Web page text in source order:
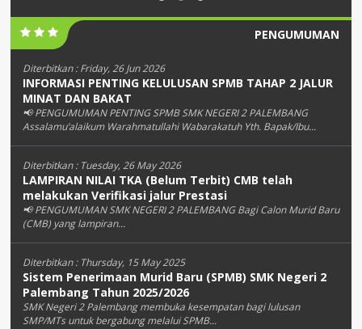
PENGUMUMAN
Diterbitkan :Friday, 26 Jun 2026
INFORMASI PENTING KELULUSAN SPMB TAHAP 2 JALUR
MINAT DAN BAKAT
📢 PENGUMUMAN PENTING SPMB SMK NEGERI 2 PALEMBANG
Assalamu’alaikum Warahmatullahi Wabarakatuh Yth. Bapak/Ibu...
Diterbitkan : Tuesday, 26 May 2026
LAMPIRAN NILAI TKA (Belum Terbit) CMB telah
melakukan Verifikasi jalur Prestasi
📢 PENGUMUMAN SMK NEGERI 2 PALEMBANG Bagi Calon Murid Baru
(CMB) yang lampiran...
Diterbitkan : Thursday, 15 May 2025
Sistem Penerimaan Murid Baru (SPMB) SMK Negeri 2
Palembang Tahun 2025/2026
SMK Negeri 2 Palembang membuka kesempatan bagi lulusan
SMP/MTs untuk bergabung melalui SPMB...